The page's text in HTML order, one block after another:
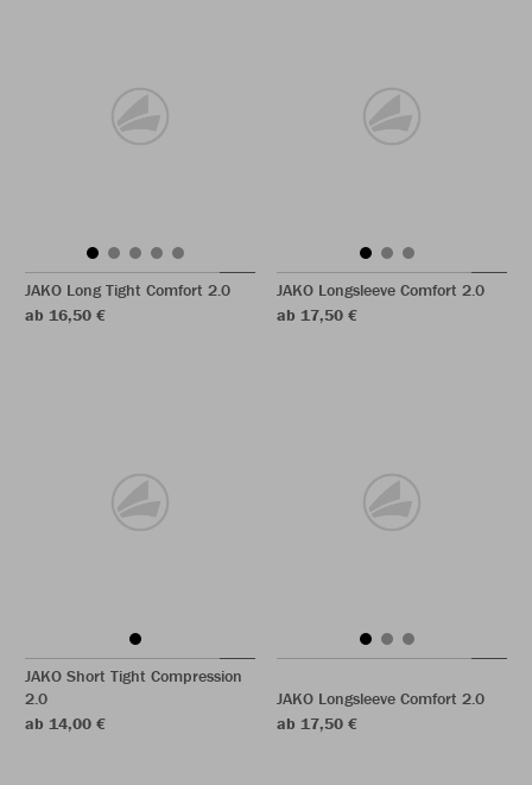
JAKO Long Tight Comfort 2.0
ab 16,50 €
JAKO Longsleeve Comfort 2.0
ab 17,50 €
JAKO Short Tight Compression
2.0
ab 14,00 €
JAKO Longsleeve Comfort 2.0
ab 17,50 €